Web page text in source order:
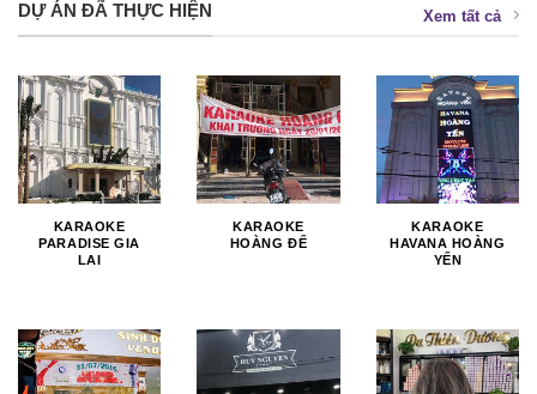
DỰ ÁN ĐÃ THỰC HIỆN Xem tất cả
KARAOKE
PARADISE GIA
LAI
KARAOKE
HOÀNG ĐẾ
KARAOKE
HAVANA HOÀNG
YẾN